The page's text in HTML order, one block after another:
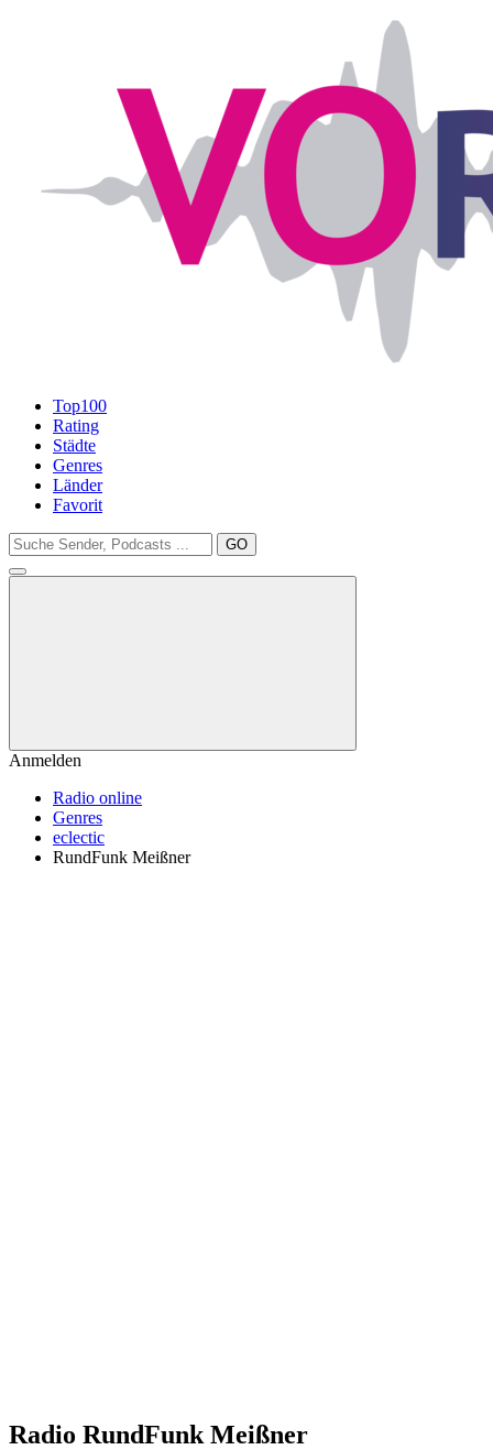
Top100
Rating
Städte
Genres
Länder
Favorit
GO
Anmelden
Radio online
Genres
eclectic
RundFunk Meißner
Radio RundFunk Meißner